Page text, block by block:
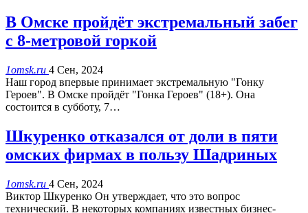
В Омске пройдёт экстремальный забег
с 8-метровой горкой
1omsk.ru 4 Сен, 2024
Наш город впервые принимает экстремальную "Гонку
Героев". В Омске пройдёт "Гонка Героев" (18+). Она
состоится в субботу, 7…
Шкуренко отказался от доли в пяти
омских фирмах в пользу Шадриных
1omsk.ru 4 Сен, 2024
Виктор Шкуренко Он утверждает, что это вопрос
технический. В некоторых компаниях известных бизнес-